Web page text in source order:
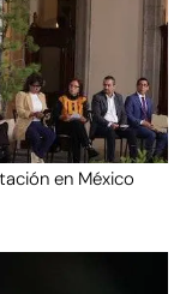
en México